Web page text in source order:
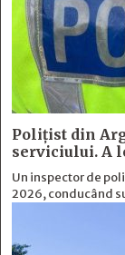
Polițist din
serviciului. A
Un inspector de
2026, conducând